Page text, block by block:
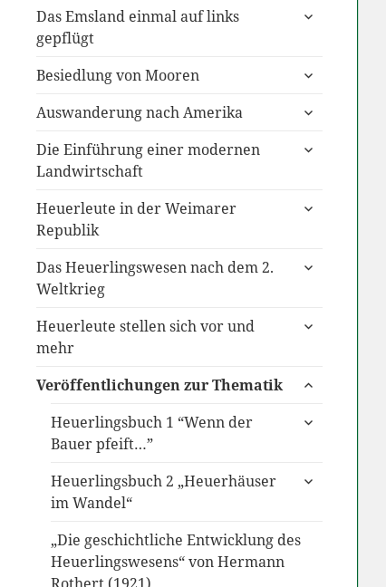
Das Emsland einmal auf links
gepflügt
untermenü
Besiedlung von Mooren
untermenü
Auswanderung nach Amerika
untermenü
Die Einführung einer modernen
Landwirtschaft
untermenü
Heuerleute in der Weimarer
Republik
untermenü
Das Heuerlingswesen nach dem 2.
Weltkrieg
untermenü
Heuerleute stellen sich vor und
mehr
untermenü
Veröffentlichungen zur Thematik
untermenü
Heuerlingsbuch 1 “Wenn der
Bauer pfeift…”
untermenü
Heuerlingsbuch 2 „Heuerhäuser
im Wandel“
untermenü
„Die geschichtliche Entwicklung des
Heuerlingswesens“ von Hermann